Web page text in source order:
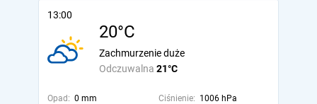
13:00
20°C
Odczuwalna 21°C
Zachmurzenie duże
Opad: 0 mm Ciśnienie: 1006 hPa